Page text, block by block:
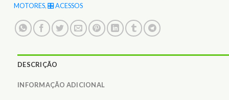
MOTORES,🎛️ ACESSOS
DESCRIÇÃO
INFORMAÇÃO ADICIONAL